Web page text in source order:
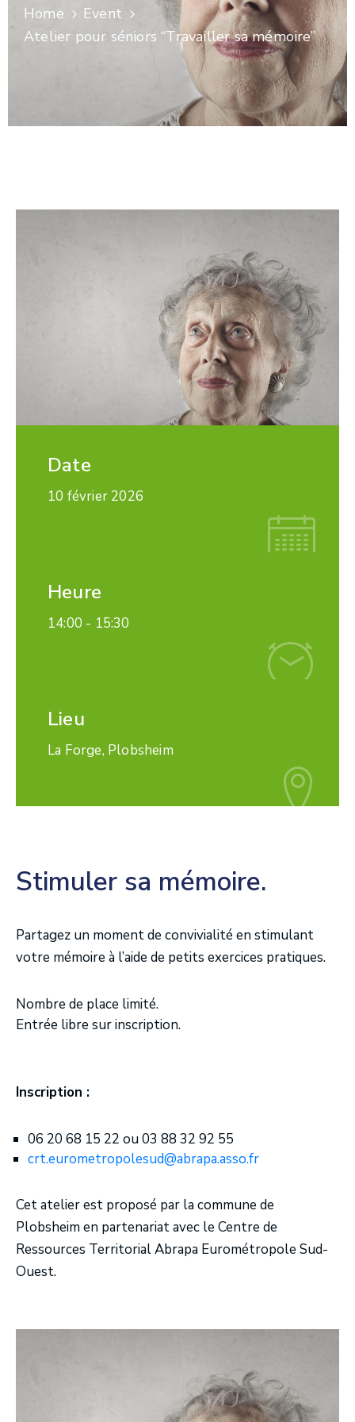
Home
Event
Atelier pour séniors “Travailler sa mémoire”
Date
10 février 2026
Heure
14:00 - 15:30
Lieu
La Forge, Plobsheim
Stimuler sa mémoire.
Partagez un moment de convivialité en stimulant
votre mémoire à l’aide de petits exercices pratiques.
Nombre de place limité.
Entrée libre sur inscription.
Inscription :
06 20 68 15 22 ou 03 88 32 92 55
crt.eurometropolesud@abrapa.asso.fr
Cet atelier est proposé par la commune de
Plobsheim en partenariat avec le Centre de
Ressources Territorial Abrapa Eurométropole Sud-
Ouest.